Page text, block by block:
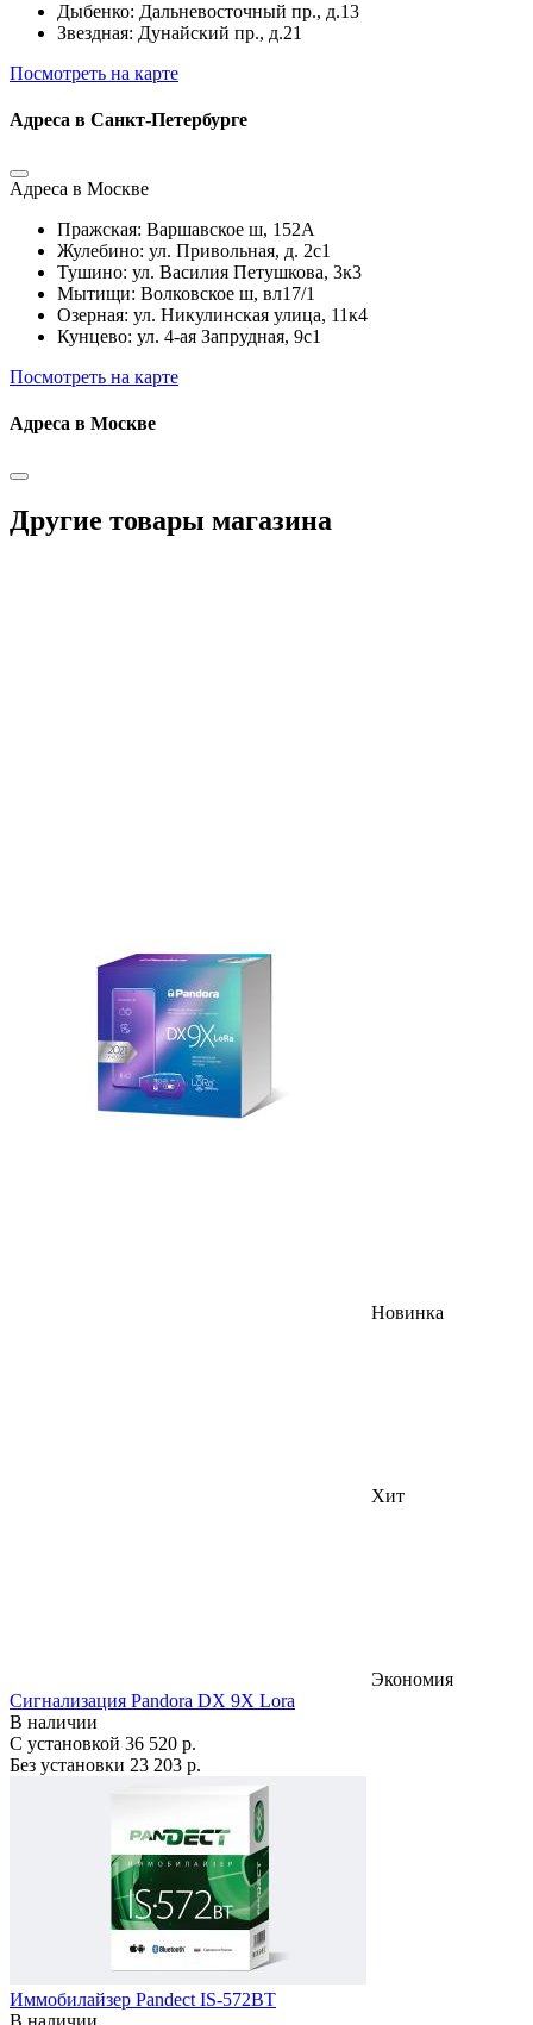
Дыбенко: Дальневосточный пр., д.13
Звездная: Дунайский пр., д.21
Посмотреть на карте
Адреса в Санкт-Петербурге
Адреса в Москве
Пражская: Варшавское ш, 152А
Жулебино: ул. Привольная, д. 2с1
Тушино: ул. Василия Петушкова, 3к3
Мытищи: Волковское ш, вл17/1
Озерная: ул. Никулинская улица, 11к4
Кунцево: ул. 4-ая Запрудная, 9с1
Посмотреть на карте
Адреса в Москве
Другие товары магазина
Новинка
Хит
Экономия
Сигнализация Pandora DX 9X Lora
В наличии
С установкой 36 520 р.
Без установки 23 203 р.
Иммобилайзер Pandect IS-572BT
В наличии